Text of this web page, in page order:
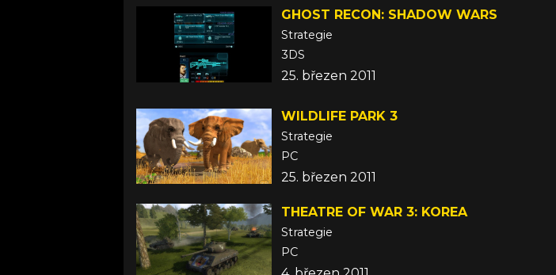
GHOST RECON: SHADOW WARS
Strategie
3DS
25. březen 2011
WILDLIFE PARK 3
Strategie
PC
25. březen 2011
THEATRE OF WAR 3: KOREA
Strategie
PC